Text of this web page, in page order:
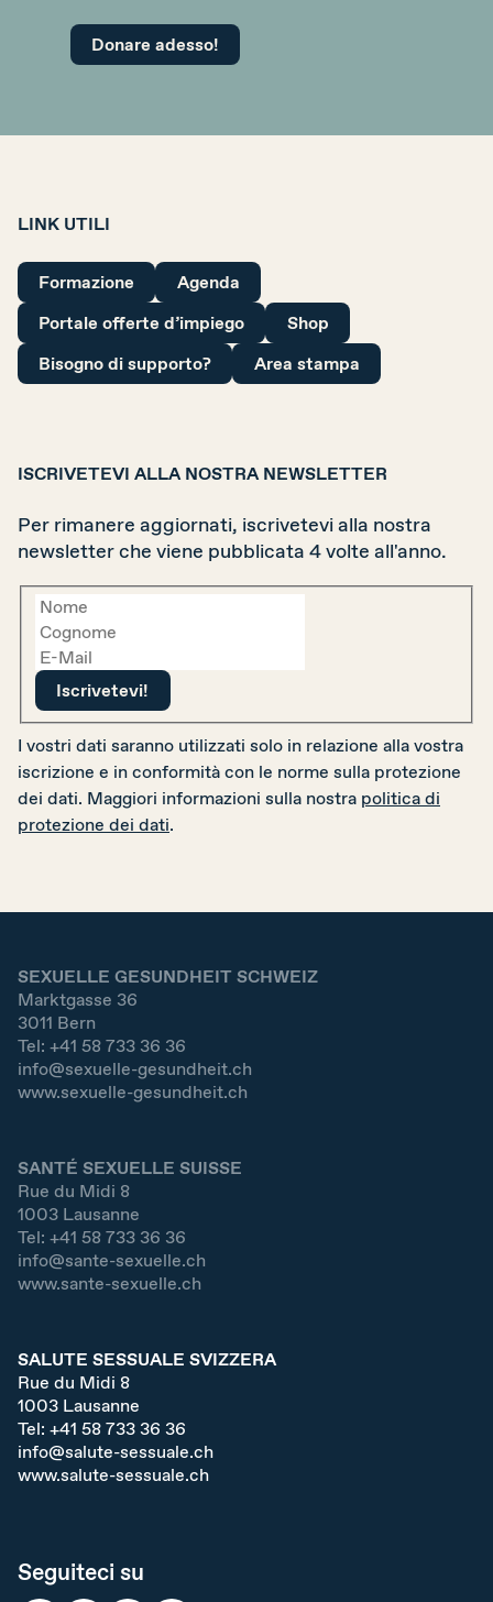
Donare adesso!
LINK UTILI
Formazione
Agenda
Portale offerte d’impiego
Shop
Bisogno di supporto?
Area stampa
ISCRIVETEVI ALLA NOSTRA NEWSLETTER
Per rimanere aggiornati, iscrivetevi alla nostra
newsletter che viene pubblicata 4 volte all'anno.
I vostri dati saranno utilizzati solo in relazione alla vostra
iscrizione e in conformità con le norme sulla protezione
dei dati. Maggiori informazioni sulla nostra politica di
protezione dei dati.
SEXUELLE GESUNDHEIT SCHWEIZ
Marktgasse 36
3011 Bern
Tel: +41 58 733 36 36
info@sexuelle-gesundheit.ch
www.sexuelle-gesundheit.ch
SANTÉ SEXUELLE SUISSE
Rue du Midi 8
1003 Lausanne
Tel: +41 58 733 36 36
info@sante-sexuelle.ch
www.sante-sexuelle.ch
SALUTE SESSUALE SVIZZERA
Rue du Midi 8
1003 Lausanne
Tel: +41 58 733 36 36
info@salute-sessuale.ch
www.salute-sessuale.ch
Seguiteci su